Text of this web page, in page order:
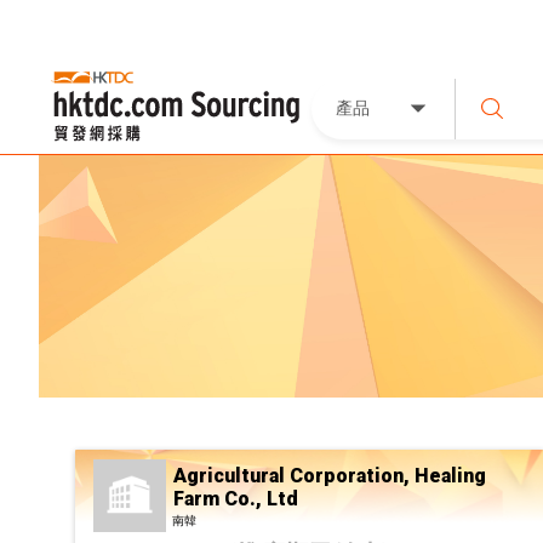
產品
Agricultural Corporation, Healing
Farm Co., Ltd
南韓